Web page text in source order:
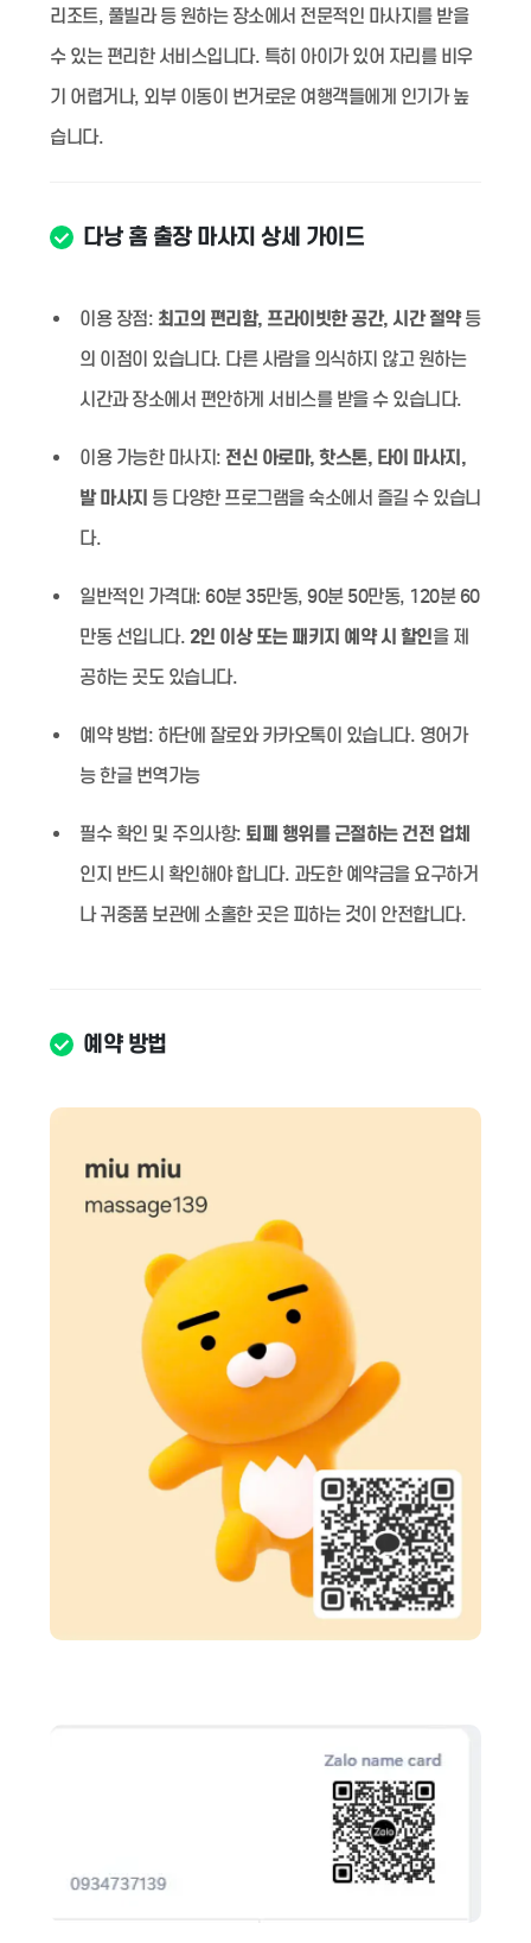
리조트, 풀빌라 등 원하는 장소에서 전문적인 마사지를 받을
수 있는 편리한 서비스입니다. 특히 아이가 있어 자리를 비우
기 어렵거나, 외부 이동이 번거로운 여행객들에게 인기가 높
습니다.
다낭 홈 출장 마사지 상세 가이드
이용 장점: 최고의 편리함, 프라이빗한 공간, 시간 절약등
의 이점이 있습니다. 다른 사람을 의식하지 않고 원하는
시간과 장소에서 편안하게 서비스를 받을 수 있습니다.
이용 가능한 마사지: 전신 아로마, 핫스톤, 타이 마사지,
발 마사지 등 다양한 프로그램을 숙소에서 즐길 수 있습니
다.
일반적인 가격대: 60분 35만동, 90분 50만동, 120분 60
만동 선입니다. 2인 이상 또는 패키지 예약 시 할인을 제
공하는 곳도 있습니다.
예약 방법: 하단에 잘로와 카카오톡이 있습니다. 영어가
능 한글 번역가능
필수 확인 및 주의사항: 퇴폐 행위를 근절하는 건전 업체
인지 반드시 확인해야 합니다. 과도한 예약금을 요구하거
나 귀중품 보관에 소홀한 곳은 피하는 것이 안전합니다.
예약 방법